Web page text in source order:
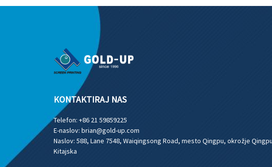
KONTAKTIRAJ NAS
Telefon: +86 21 59859225
E-naslov: brian@gold-up.com
Naslov: 588, Lane 7548, Waiqingsong Road, mesto Qingpu, okrožje
Kitajska